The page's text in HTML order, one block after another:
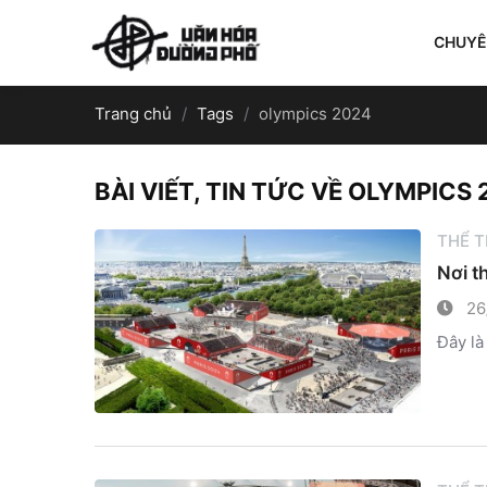
Trang chủ Tags olympics 2024
BÀI VIẾT, TIN TỨC VỀ OLYMPICS
THỂ
Nơi
Đây